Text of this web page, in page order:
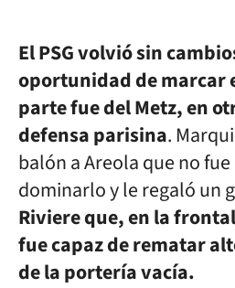
El PSG volvió sin
oportunidad de marcar
parte fue del Metz, en
defensa parisina.
balón a Areola que no fue
dominarlo y le regaló un
Riviere que, en la
fue capaz de rematar
de la portería vacía.